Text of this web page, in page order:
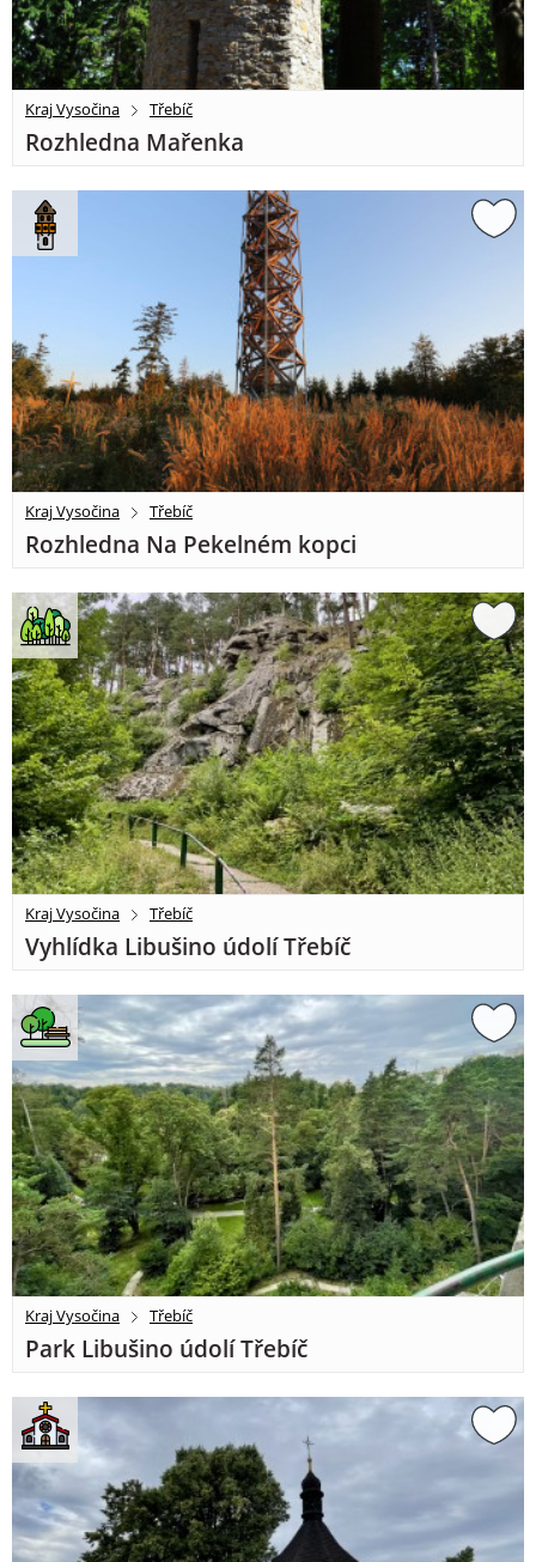
Kraj Vysočina Třebíč
Rozhledna Mařenka
Kraj Vysočina Třebíč
Rozhledna Na Pekelném kopci
Kraj Vysočina Třebíč
Vyhlídka Libušino údolí Třebíč
Kraj Vysočina Třebíč
Park Libušino údolí Třebíč